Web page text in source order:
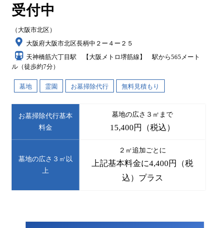
受付中
（大阪市北区）
大阪府大阪市北区長柄中２ー４ー２５
天神橋筋六丁目駅 【大阪メトロ堺筋線】 駅から565メート
ル（徒歩約7分）
墓地 霊園 お墓掃除代行 無料見積もり
お墓掃除代行基本
料金
墓地の広さ３㎡まで
15,400円（税込）
墓地の広さ３㎡以
上
２㎡追加ごとに
上記基本料金に4,400円（税
込）プラス